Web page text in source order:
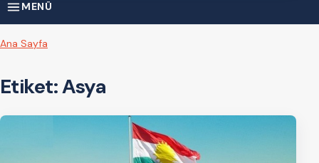
MENÜ
Ana Sayfa
Etiket:Asya